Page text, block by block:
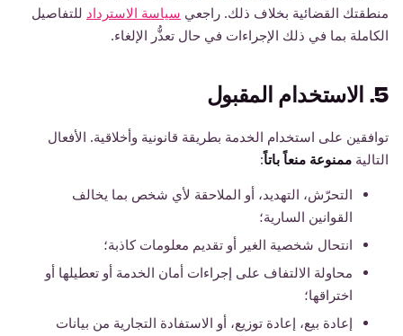
منطقتك القضائية بخلاف ذلك. راجعي سياسة الاسترداد للتفاصيل
الكاملة بما في ذلك الإجراءات في حال تعذُّر الإلغاء.
5. الاستخدام المقبول
توافقين على استخدام الخدمة بطريقة قانونية وأخلاقية. الأفعال
التالية ممنوعة منعاً باتاً:
التحرّش، التهديد، أو الملاحقة لأي شخص بما يخالف
القوانين السارية؛
انتحال شخصية الغير أو تقديم معلومات كاذبة؛
محاولة الالتفاف على إجراءات أمان الخدمة أو تعطيلها أو
اختراقها؛
إعادة بيع، إعادة توزيع، أو الاستفادة التجارية من بيانات